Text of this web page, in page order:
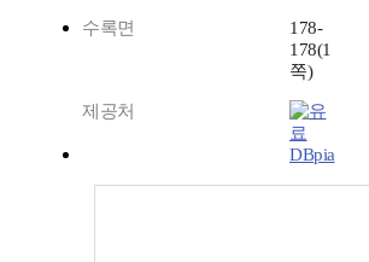
수록면
178-
178(1
쪽)
제공처
DBpia